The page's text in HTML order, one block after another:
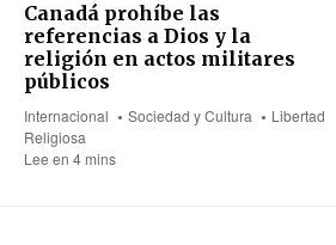
Canadá prohíbe las
referencias a Dios y la
religión en actos militares
públicos
Internacional Sociedad y Cultura
Libertad
Religiosa
Lee en 4 mins